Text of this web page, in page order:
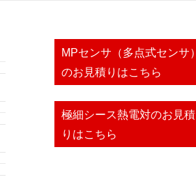
MPセンサ（多点式センサ）
のお見積りはこちら
極細シース熱電対のお見積
りはこちら